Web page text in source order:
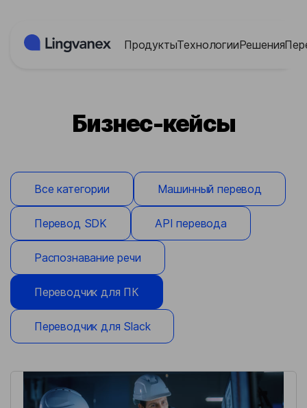
ПродуктыТехнологииРешения
Бизнес-кейсы
Все категории Машинный перевод
Перевод SDK API перевода
Распознавание речи
Переводчик для ПК
Переводчик для Slack